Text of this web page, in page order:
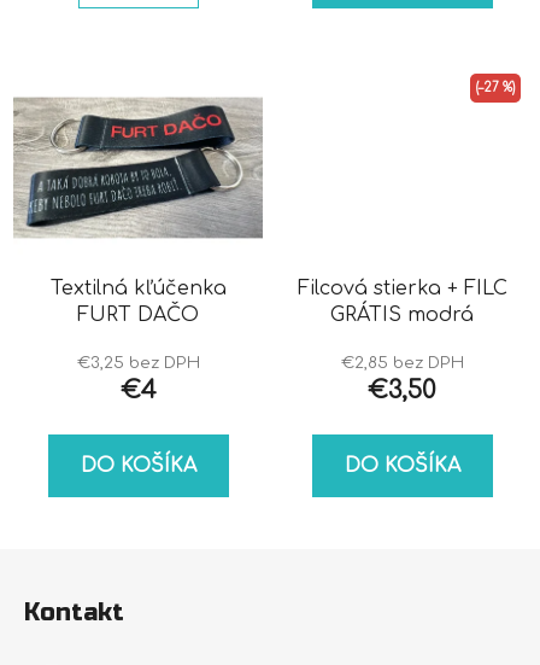
Textilná kľúčenka
FURT DAČO
€3,25 bez DPH
€4
DO KOŠÍKA
Filcová stierka + FILC
GRÁTIS modrá
€2,85 bez DPH
€3,50
(–27 %)
DO KOŠÍKA
Kontakt